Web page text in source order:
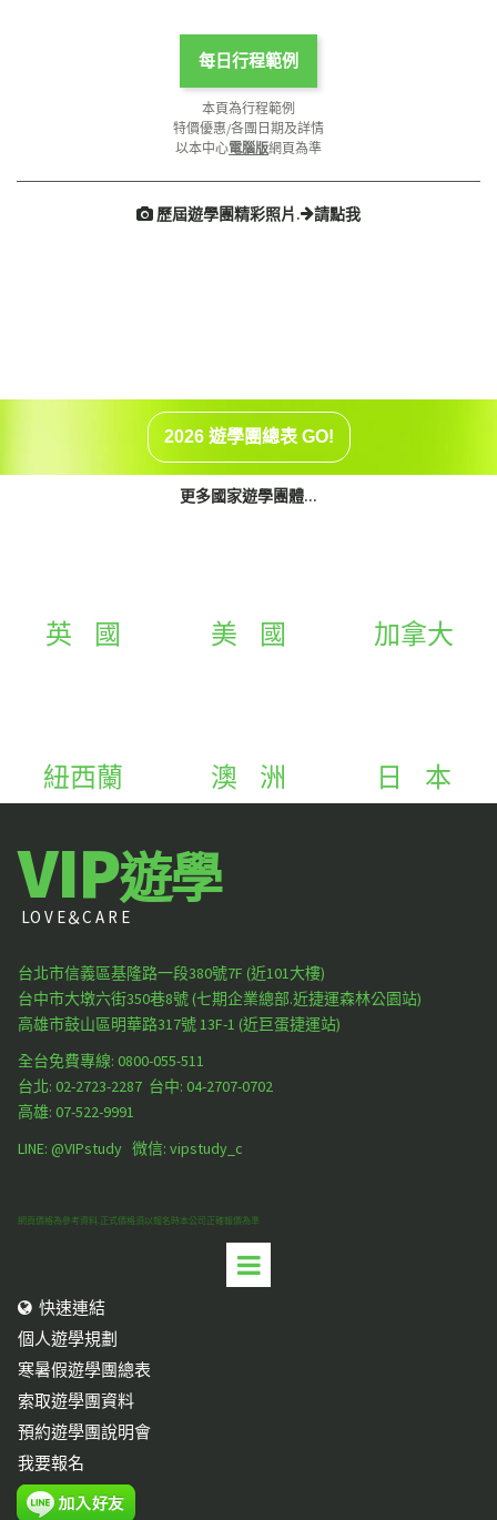
每日行程範例
本頁為行程範例
特價優惠/各團日期及詳情
以本中心電腦版網頁為準
 歷屆遊學團精彩照片.請點我
2026 遊學團總表 GO!
更多國家遊學團體...
英 國 美 國 加拿大
紐西蘭 澳 洲 日 本
VIP遊學
LO V E＆C A R E
台北市信義區基隆路一段380號7F (近101大樓)
台中市大墩六街350巷8號 (七期企業總部.近捷運森林公園站)
高雄市鼓山區明華路317號 13F-1 (近巨蛋捷運站)
全台免費專線: 0800-055-511
台北: 02-2723-2287 台中: 04-2707-0702
高雄: 07-522-9991
LINE: @VIPstudy 微信: vipstudy_c
網頁價格為參考資料.正式價格須以報名時本公司正確報價為準
 快速連結
個人遊學規劃
寒暑假遊學團總表
索取遊學團資料
預約遊學團說明會
我要報名